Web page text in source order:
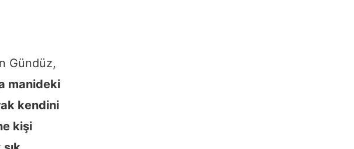
Gündüz,
manideki
kendini
kişi